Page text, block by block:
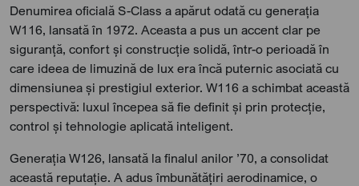
Denumirea oficială S-Class a apărut odată cu generația
W116, lansată în 1972. Aceasta a pus un accent clar pe
siguranță, confort și construcție solidă, într-o perioadă în
care ideea de limuzină de lux era încă puternic asociată cu
dimensiunea și prestigiul exterior. W116 a schimbat această
perspectivă: luxul începea să fie definit și prin protecție,
control și tehnologie aplicată inteligent.
Generația W126, lansată la finalul anilor ’70, a consolidat
această reputație. A adus îmbunătățiri aerodinamice, o